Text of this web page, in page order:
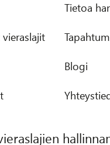
Tietoa
Blogi